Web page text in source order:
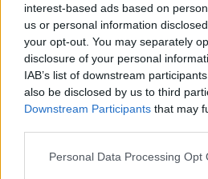
interest-based ads based on
us or personal information
your opt-out. You may separately
disclosure of your personal
IAB’s list of downstream
also be disclosed by us to third
Downstream Participants that may
Personal Data Processing Opt
verbindet die Menschen
und reizt auch Gefühle wie Neid,
Unsicherheit.
Inwiefern verleiht uns
PS:Wenn du dich über deine
bekommst. Aber am